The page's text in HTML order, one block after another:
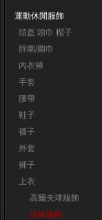
運動休閒服飾
頭盔 頭巾 帽子
脖圍/圍巾
內衣褲
手套
腰帶
鞋子
襪子
外套
褲子
上衣
高爾夫球服飾
訓練服飾